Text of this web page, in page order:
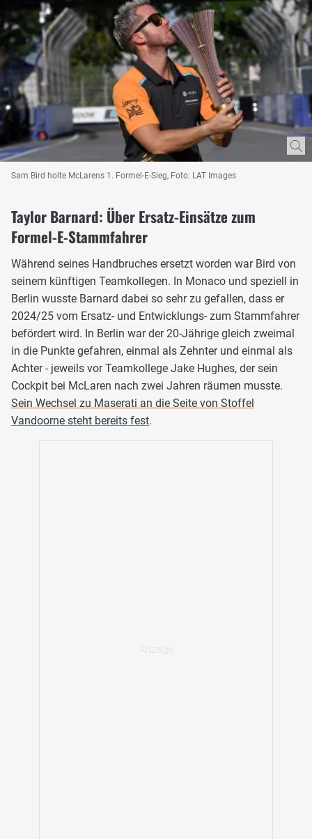
Sam Bird holte McLarens 1. Formel-E-Sieg, Foto: LAT Images
Taylor Barnard: Über Ersatz-Einsätze zum
Formel-E-Stammfahrer
Während seines Handbruches ersetzt worden war Bird von
seinem künftigen Teamkollegen. In Monaco und speziell in
Berlin wusste Barnard dabei so sehr zu gefallen, dass er
2024/25 vom Ersatz- und Entwicklungs- zum Stammfahrer
befördert wird. In Berlin war der 20-Jährige gleich zweimal
in die Punkte gefahren, einmal als Zehnter und einmal als
Achter - jeweils vor Teamkollege Jake Hughes, der sein
Cockpit bei McLaren nach zwei Jahren räumen musste.
Sein Wechsel zu Maserati an die Seite von Stoffel
Vandoorne steht bereits fest.